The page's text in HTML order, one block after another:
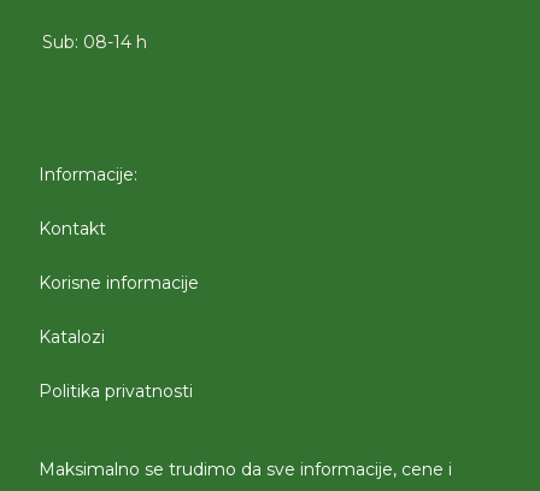
Sub: 08-14 h
Informacije:
Kontakt
Korisne informacije
Katalozi
Politika privatnosti
Maksimalno se trudimo da sve informacije, cene i